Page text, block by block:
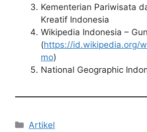
Kementerian Pariwisata
Kreatif Indonesia
Wikipedia Indonesia –
(https://id.wikipedia.org/
mo)
National Geographic
Kategori
Artikel